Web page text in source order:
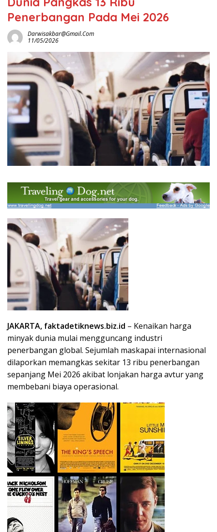
Penerbangan Pada Mei 2026
Darwisakbar@gmail.com
11/05/2026
JAKARTA, faktadetiknews.biz.id – Kenaikan harga
minyak dunia mulai mengguncang industri
penerbangan global. Sejumlah maskapai internasional
dilaporkan memangkas sekitar 13 ribu penerbangan
sepanjang Mei 2026 akibat lonjakan harga avtur yang
membebani biaya operasional.